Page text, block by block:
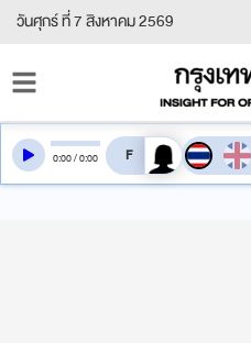
วันศุกร์ ที่ 7 สิงหาคม 2569
0:00/0:00 สลับเสียงอ่าน